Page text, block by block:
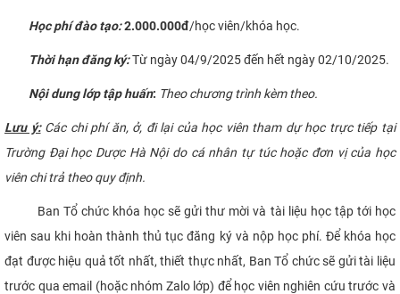
Học phí đào tạo:2.000.000đ/học viên/khóa học.
Thời hạn đăng ký:Từ ngày 04/9/2025 đến hết ngày 02/10/2025.
Nội dung lớp tập huấn: Theo chương trình kèm theo.
Lưu ý:Các chi phí ăn, ở, đi lại của học viên tham dự học trực tiếp tại
Trường Đại học Dược Hà Nội do cá nhân tự túc hoặc đơn vị của học
viên chi trả theo quy định.
Ban Tổ chức khóa học sẽ gửi thư mời và tài liệu học tập tới học
viên sau khi hoàn thành thủ tục đăng ký và nộp học phí. Để khóa học
đạt được hiệu quả tốt nhất, thiết thực nhất, Ban Tổ chức sẽ gửi tài liệu
trước qua email (hoặc nhóm Zalo lớp) để học viên nghiên cứu trước và